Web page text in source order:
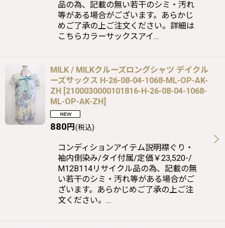
品の為、記載の無い若干のシミ・汚れ
等がある場合がございます。あらかじ
めご了承の上ご注文ください。詳細は
こちらカラーサックスアイ…
MILK / MILKクルーズロングシャツ デイクル
ーズサックス H-26-08-04-1068-ML-OP-AK-
ZH [2100030000101816-H-26-08-04-1068-
ML-OP-AK-ZH]
880円(税込)
コンディションアイテム説明襟ぐり・
袖内側染み/タイ付属/定価￥23,520-/
M12B114リサイクル品の為、記載の無
い若干のシミ・汚れ等がある場合がご
ざいます。あらかじめご了承の上ご注
文ください。…